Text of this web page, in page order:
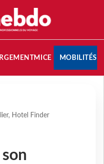
MICE MOBILITÉS
Hotel Finder